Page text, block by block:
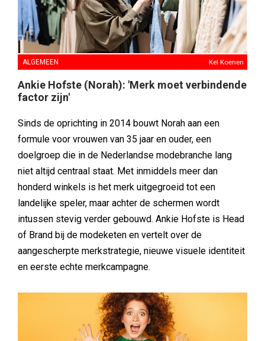
ALGEMEEN Kel Koenen
Ankie Hofste (Norah): 'Merk moet verbindende
factor zijn'
Sinds de oprichting in 2014 bouwt Norah aan een
formule voor vrouwen van 35 jaar en ouder, een
doelgroep die in de Nederlandse modebranche lang
niet altijd centraal staat. Met inmiddels meer dan
honderd winkels is het merk uitgegroeid tot een
landelijke speler, maar achter de schermen wordt
intussen stevig verder gebouwd. Ankie Hofste is Head
of Brand bij de modeketen en vertelt over de
aangescherpte merkstrategie, nieuwe visuele identiteit
en eerste echte merkcampagne.